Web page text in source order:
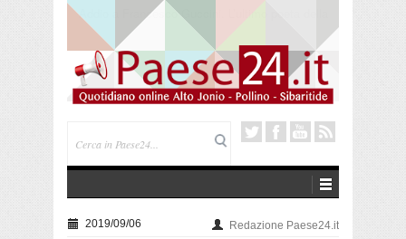
Saracena. Presentato “America”, il romanzo di Luigi
Pandolfi che racconta l’emigrazione
2019/09/06 Redazione Paese24.it